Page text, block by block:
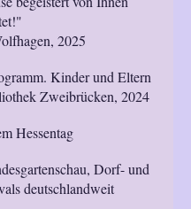
2025
Kinder und Eltern
Zweibrücken, 2024
Hessentag
Dorf- und
deutschlandweit